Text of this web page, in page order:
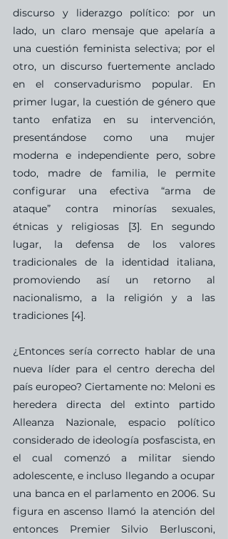
discurso y liderazgo político: por un
lado, un claro mensaje que apelaría a
una cuestión feminista selectiva; por el
otro, un discurso fuertemente anclado
en el conservadurismo popular. En
primer lugar, la cuestión de género que
tanto enfatiza en su intervención,
presentándose como una mujer
moderna e independiente pero, sobre
todo, madre de familia, le permite
configurar una efectiva “arma de
ataque” contra minorías sexuales,
étnicas y religiosas [3]. En segundo
lugar, la defensa de los valores
tradicionales de la identidad italiana,
promoviendo así un retorno al
nacionalismo, a la religión y a las
tradiciones [4].
¿Entonces sería correcto hablar de una
nueva líder para el centro derecha del
país europeo? Ciertamente no: Meloni es
heredera directa del extinto partido
Alleanza Nazionale, espacio político
considerado de ideología posfascista, en
el cual comenzó a militar siendo
adolescente, e incluso llegando a ocupar
una banca en el parlamento en 2006. Su
figura en ascenso llamó la atención del
entonces Premier Silvio Berlusconi,